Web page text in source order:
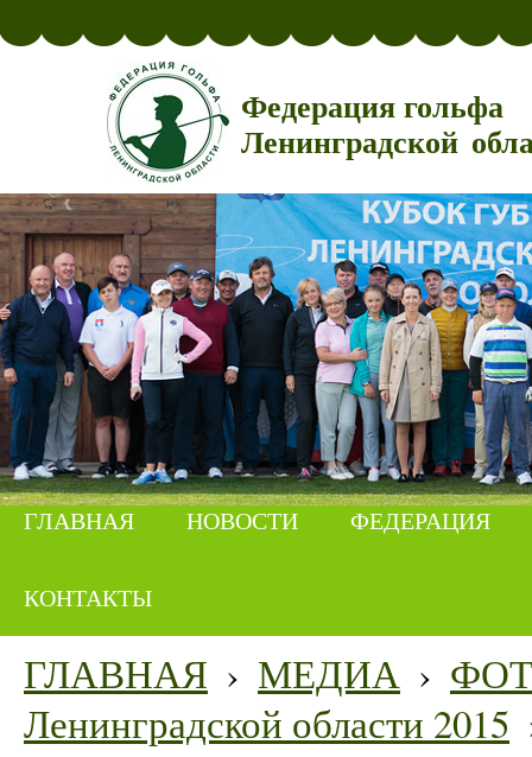
Федерация гольфа
Ленинградской
ГЛАВНАЯ НОВОСТИ ФЕДЕРАЦИЯ
КОНТАКТЫ
ГЛАВНАЯ › МЕДИА ›
Ленинградской области 2015